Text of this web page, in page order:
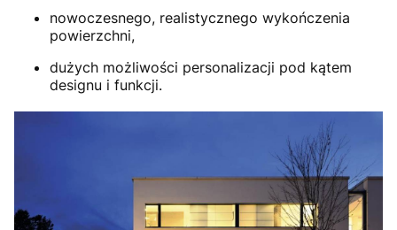
nowoczesnego, realistycznego wykończenia
powierzchni,
dużych możliwości personalizacji pod kątem
designu i funkcji.